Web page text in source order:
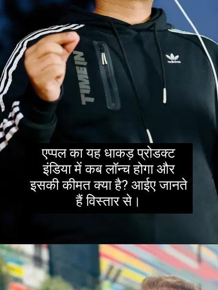
एप्पल का यह धाकड़ प्रोडक्ट
इंडिया में कब लॉन्च होगा और
इसकी कीमत क्या है? आईए जानते
हैं विस्तार से।